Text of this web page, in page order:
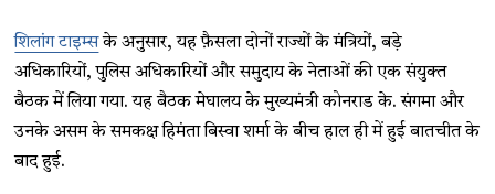
शिलांग टाइम्सके अनुसार, यह फ़ैसला दोनों राज्यों के मंत्रियों, बड़े
अधिकारियों, पुलिस अधिकारियों और समुदाय के नेताओं की एक संयुक्त
बैठक में लिया गया. यह बैठक मेघालय के मुख्यमंत्री कोनराड के. संगमा और
उनके असम के समकक्ष हिमंता बिस्वा शर्मा के बीच हाल ही में हुई बातचीत के
बाद हुई.